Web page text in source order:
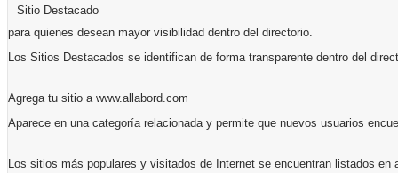
Sitio Destacado
para quienes desean mayor visibilidad dentro del directorio.
Los Sitios Destacados se identifican de forma transparente dentro del
Agrega tu sitio a www.allabord.com
Aparece en una categoría relacionada y permite que nuevos usuarios
Los sitios más populares y visitados de Internet se encuentran listados en